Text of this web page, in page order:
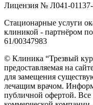
Лицензия № Л041-01137-
Стационарные услуги
клиникой - партнёром
61/00347983
© Клиника “Трезвый
предоставляемая на
для замещения
лечащим врачом.
публичной офертой. Все